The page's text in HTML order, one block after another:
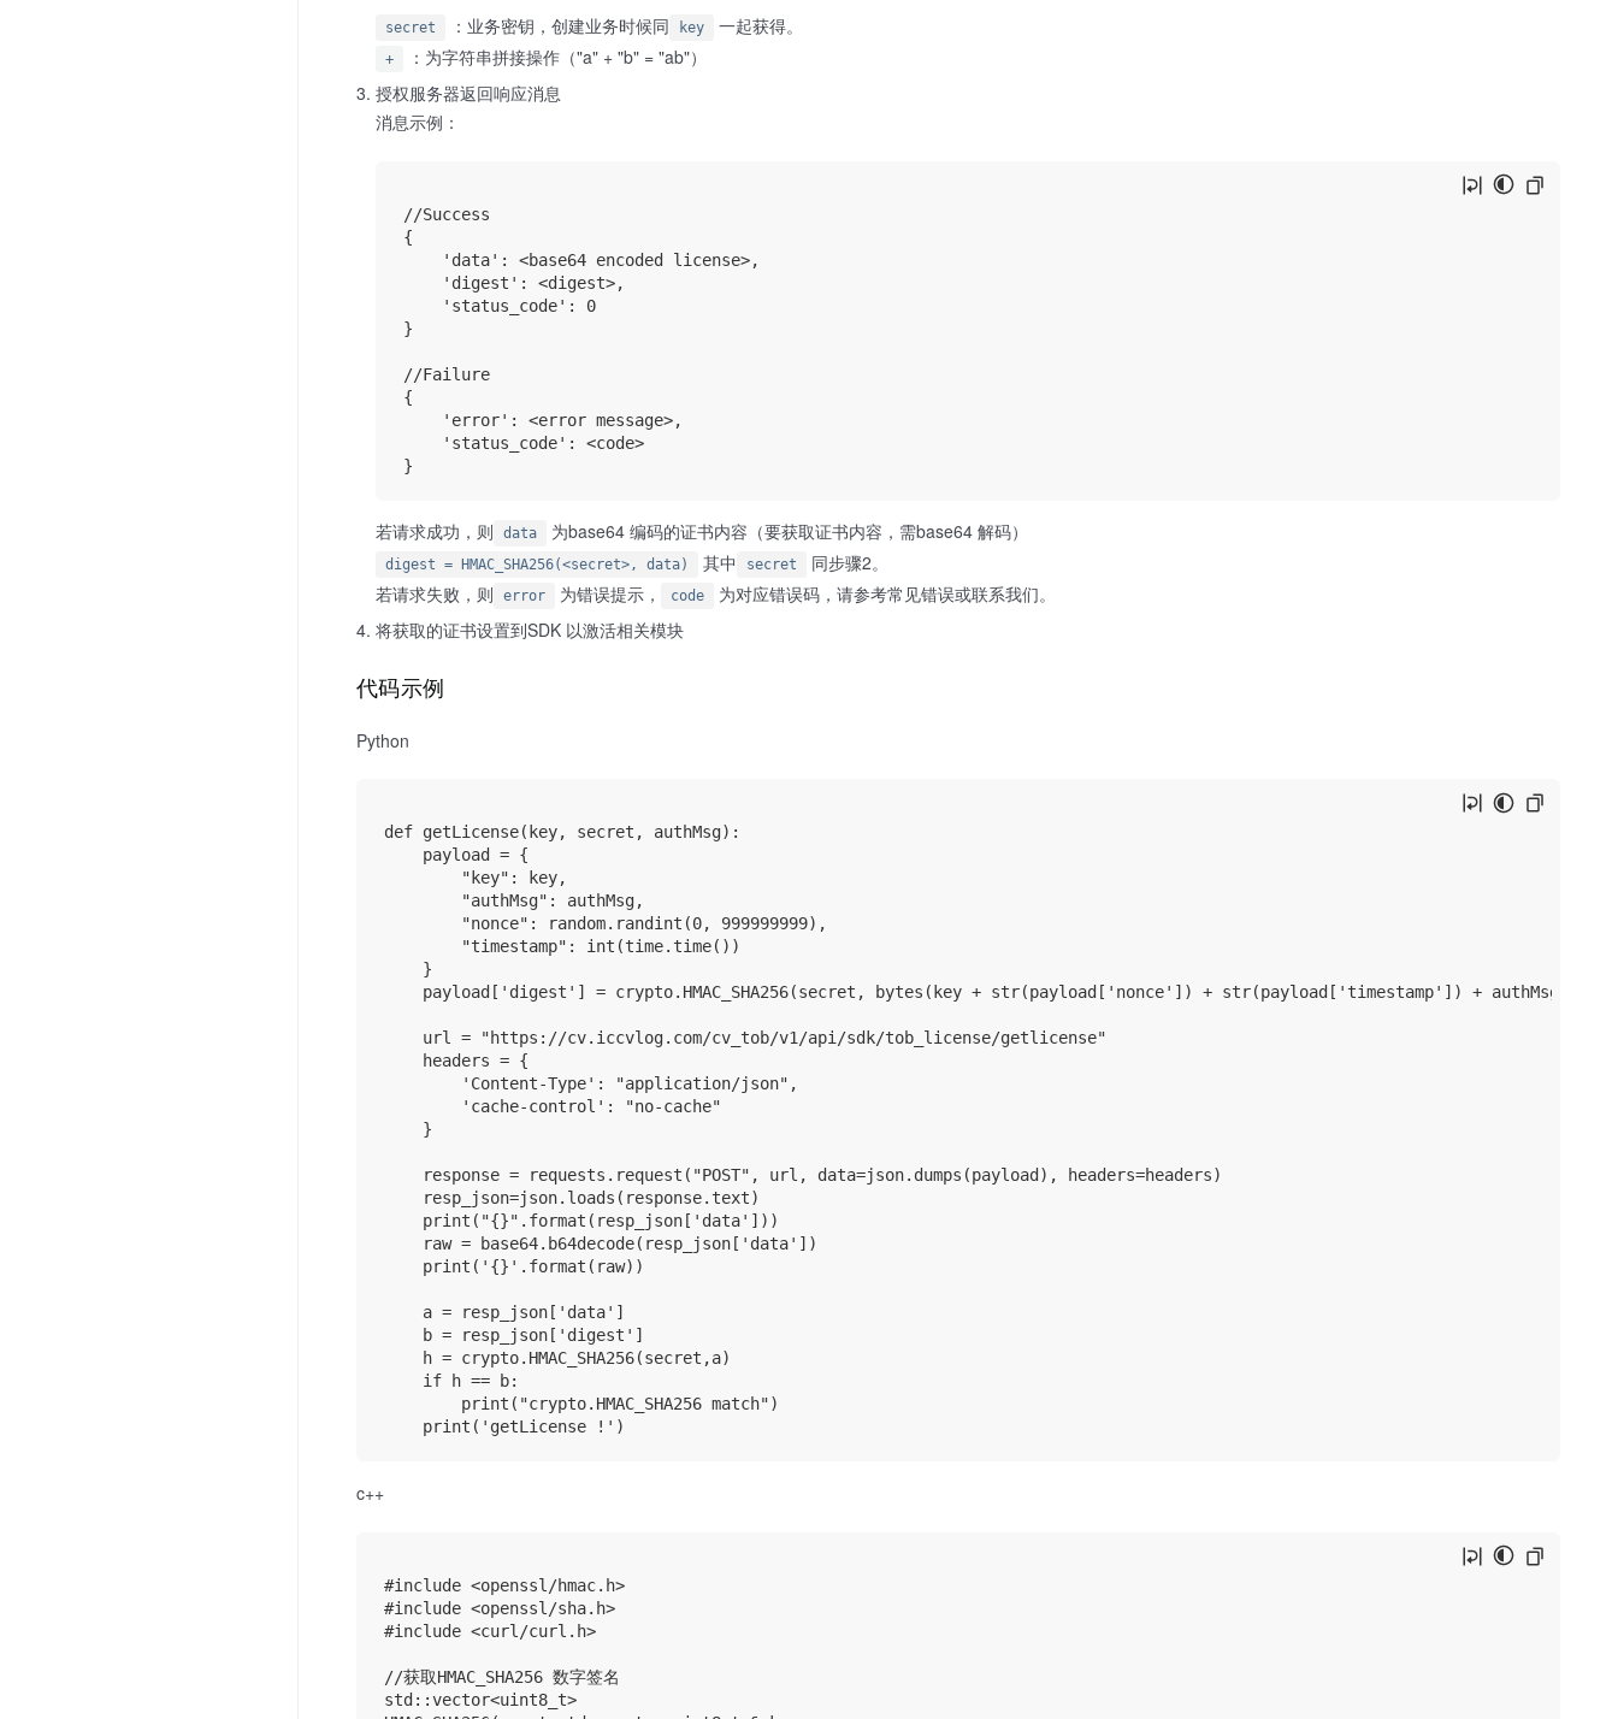
secret ：业务密钥，创建业务时候同 key 一起获得。
+
：为字符串拼接操作（"a" + "b" = "ab"）
授权服务器返回响应消息
消息示例：
//Success
{
    'data': <base64 encoded license>,
    'digest': <digest>,
    'status_code': 0
}
//Failure
{
    'error': <error message>,
    'status_code': <code>
若请求成功，则 data 为base64 编码的证书内容（要获取证书内容，需base64 解码）
digest = HMAC_SHA256(<secret>, data) 其中 secret
同步骤2。
若请求失败，则
error 为错误提示， code
为对应错误码，请参考常见错误或联系我们。
将获取的证书设置到SDK 以激活相关模块
代码示例
Python
def getLicense(key, secret, authMsg):
    payload = {
        "key": key,
        "authMsg": authMsg,
        "nonce": random.randint(0, 999999999),
        "timestamp": int(time.time())
    }
payload['digest'] = crypto.HMAC_SHA256(secret, bytes(key + str(payload['nonce']) + str(payload['timestamp']) +
    url = "https://cv.iccvlog.com/cv_tob/v1/api/sdk/tob_license/getlicense"
    headers = {
        'Content-Type': "application/json",
        'cache-control': "no-cache"
    }
    response = requests.request("POST", url, data=json.dumps(payload), headers=headers)
    resp_json=json.loads(response.text)
    print("{}".format(resp_json['data']))
    raw = base64.b64decode(resp_json['data'])
    print('{}'.format(raw))
    a = resp_json['data']
    b = resp_json['digest']
    h = crypto.HMAC_SHA256(secret,a)
    if h == b:
        print("crypto.HMAC_SHA256 match")
c++
#include <openssl/hmac.h>
#include <openssl/sha.h>
#include <curl/curl.h>
//获取HMAC_SHA256 数字签名
std::vector<uint8_t>